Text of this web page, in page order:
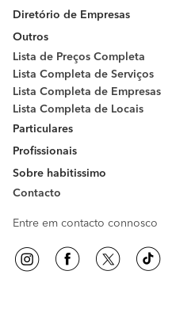
Diretório de Empresas
Outros
Lista de Preços Completa
Lista Completa de Serviços
Lista Completa de Empresas
Lista Completa de Locais
Particulares
Profissionais
Sobre habitissimo
Contacto
Entre em contacto connosco